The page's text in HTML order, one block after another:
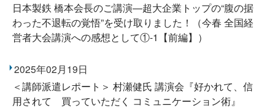
日本製鉄 橋本会長のご講演―超大企業トップの“腹の据
わった不退転の覚悟”を受け取りました！（今春 全国経
営者大会講演への感想として①-1【前編】）
2025年02月19日
＜講師派遣レポート＞ 村瀬健氏 講演会『好かれて、信
用されて 買っていただく コミュニケーション術』